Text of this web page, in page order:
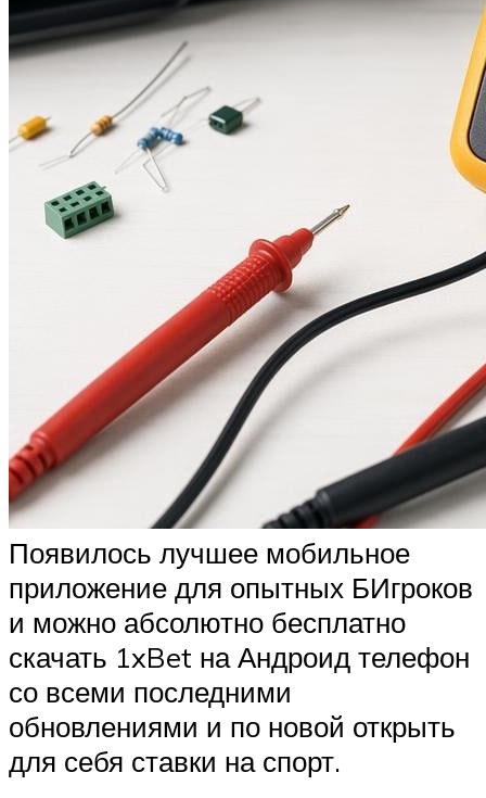
Появилось лучшее мобильное
приложение для опытных БИгроков
и можно абсолютно бесплатно
скачать 1xBet на Андроид телефон
со всеми последними
обновлениями и по новой открыть
для себя ставки на спорт.